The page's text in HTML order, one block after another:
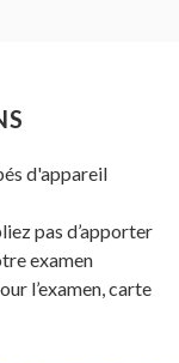
d'appareil
pas d’apporter
examen
l’examen, carte